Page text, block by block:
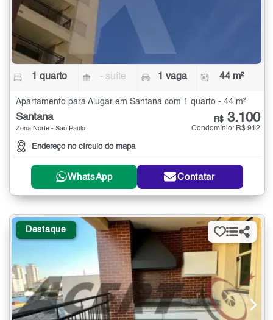
1 quarto - suíte 1 vaga 44 m²
Apartamento para Alugar em Santana com 1 quarto - 44 m²
Santana
Zona Norte - São Paulo
Endereço no círculo do mapa
R$ 3.100
Condomínio: R$ 912
WhatsApp Contatar
Destaque